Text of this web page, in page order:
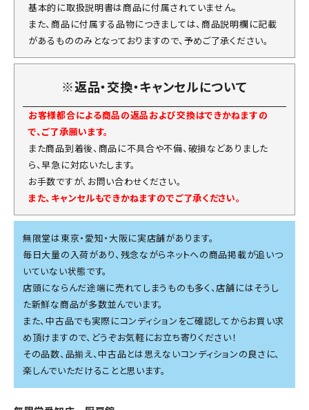
基本的に取扱説明書は商品に付属されていません。
また、商品に付属する品物につきましては、商品説明欄に記載
があるもののみとなっておりますので、予めご了承ください。
※返品・交換・キャンセルについて
お客様都合による商品の返品および交換はできかねますの
で、ご了承願います。
また商品到着後、商品に不具合や不備、破損などありました
ら、早急に対応いたします。
お手数ですが、お問い合わせください。
また、キャンセルもできかねますのでご了承ください。
無限堂は東京・愛知・大阪に実店舗があります。
毎日大量の入荷があり、残念ながらネットへの商品掲載が追いつ
いていない状態です。
店頭にならんだ途端に売れてしまうものも多く、店舗にはそうし
た新鮮な商品が多数並んでいます。
また、中古品でも実際にコンディションをご確認してからお買い求
め頂けますので、どうぞお気軽にお立ち寄りください！
その品数、品揃え、中古品とは思えないコンディションの良さに、
楽しんでいただけることと思います。